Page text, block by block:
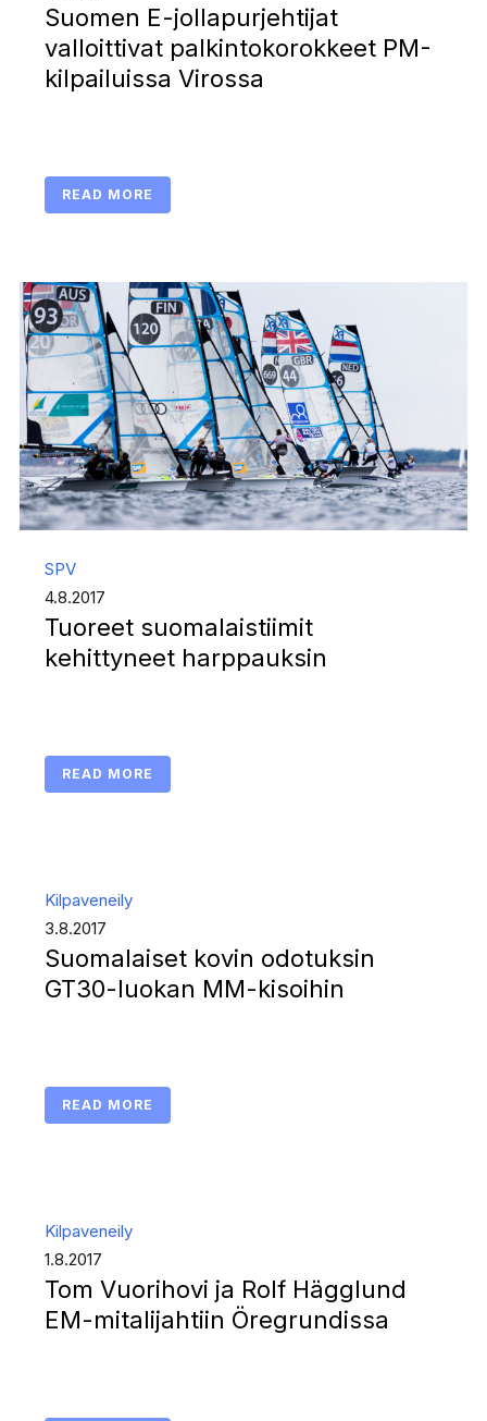
Suomen E-jollapurjehtijat
valloittivat palkintokorokkeet PM-
kilpailuissa Virossa
READ MORE
SPV
4.8.2017
Tuoreet suomalaistiimit
kehittyneet harppauksin
READ MORE
Kilpaveneily
3.8.2017
Suomalaiset kovin odotuksin
GT30-luokan MM-kisoihin
READ MORE
Kilpaveneily
1.8.2017
Tom Vuorihovi ja Rolf Hägglund
EM-mitalijahtiin Öregrundissa